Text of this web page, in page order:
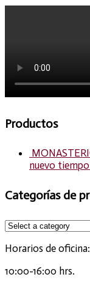
Productos
nuevo tiempo
Categorías de
Horarios de oficina:
10:00-16:00 hrs.